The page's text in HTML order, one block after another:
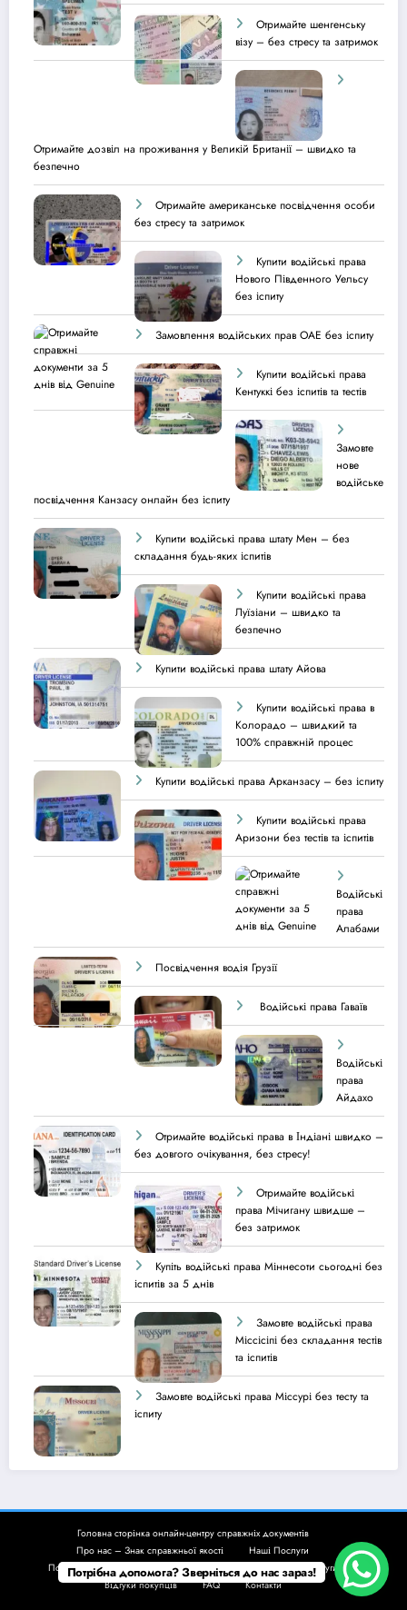
Отримайте шенгенську
візу – без стресу та затримок
Отримайте дозвіл на проживання у Великій Британії – швидко та
безпечно
Отримайте американське посвідчення особи
без стресу та затримок
Купити водійські права
Нового Південного Уельсу
без іспиту
Замовлення водійських прав ОАЕ без іспиту
Купити водійські права
Кентуккі без іспитів та тестів
Замовте
нове
водійське
посвідчення Канзасу онлайн без іспиту
Купити водійські права штату Мен – без
складання будь-яких іспитів
Купити водійські права
Луїзіани – швидко та
безпечно
Купити водійські права штату Айова
Купити водійські права в
Колорадо – швидкий та
100% справжній процес
Купити водійські права Арканзасу – без іспиту
Купити водійські права
Аризони без тестів та іспитів
Водійські
права
Алабами
Посвідчення водія Грузії
Водійські права Гаваїв
Водійські
права
Айдахо
Отримайте водійські права в Індіані швидко –
без довгого очікування, без стресу!
Отримайте водійські
права Мічигану швидше –
без затримок
Купіть водійські права Міннесоти сьогодні без
іспитів за 5 днів
Замовте водійські права
Міссісіпі без складання тестів
та іспитів
Замовте водійські права Міссурі без тесту та
іспиту
Головна сторінка онлайн-центру справжніх документів
Про нас – Знак справжньої якості
Наші Послуги
Політика конфіденційності та повернення коштів
Інші послуги
Відгуки покупців
FAQ Контакти
Потрібна допомога? Зверніться до нас зараз!